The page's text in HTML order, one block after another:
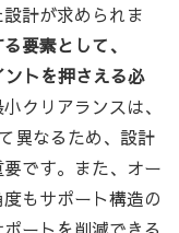
計が求められま
要素として、
トを押さえる必
クリアランスは、
異なるため、設計
です。また、オー
もサポート構造の